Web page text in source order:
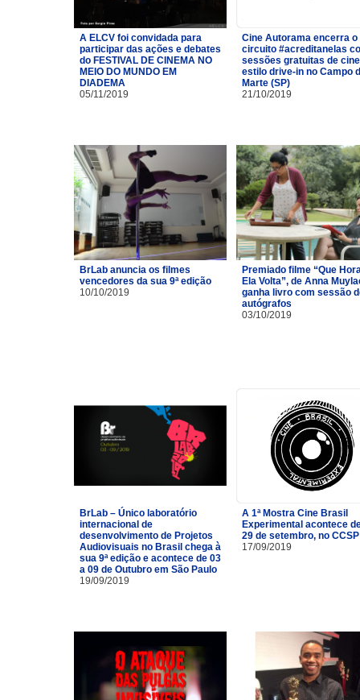
A ELCV foi convidada para
participar das ações e debates
do FESTIVAL DE CINEMA NO
MEIO DO MUNDO EM
DIADEMA
05/11/2019
Cine Autorama encerra o
circuito #acreditanelas
sessões gratuitas de
estilo drive-in no Campo
Marte (SP)
21/10/2019
BrLab anuncia os filmes
vencedores da sua 9ª edição
10/10/2019
Premiado filme “Que
Ela Volta”, de Anna
ganha livro com sessão
autógrafos
03/10/2019
BrLab – Único laboratório
internacional de
desenvolvimento de Projetos
Audiovisuais no Brasil chega à
sua 9ª edição e acontece de 03
a 09 de Outubro em São Paulo
19/09/2019
A 1ª Mostra Cine Brasil
Experimental acontece
29 de setembro, no CCSP
17/09/2019